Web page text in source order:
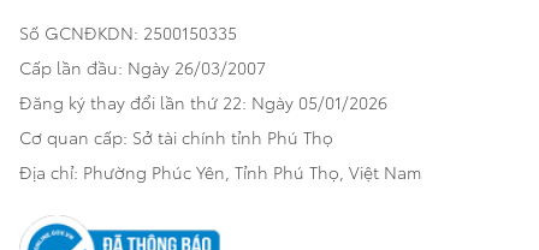
Hatchback
Thương mại
Khách hàng dự án
Xe đã qua sử dụng
Bảo hành mở rộng
Sản phẩm chính hãng
Cơ sở bảo hành bảo dưỡng
Xã hội
Thông tin khác
Số GCNĐKDN: 2500150335
Cấp lần đầu: Ngày 26/03/2007
Đăng ký thay đổi lần thứ 22: Ngày 05/01/2026
Cơ quan cấp: Sở tài chính tỉnh Phú Thọ
Địa chỉ: Phường Phúc Yên, Tỉnh Phú Thọ, Việt Nam